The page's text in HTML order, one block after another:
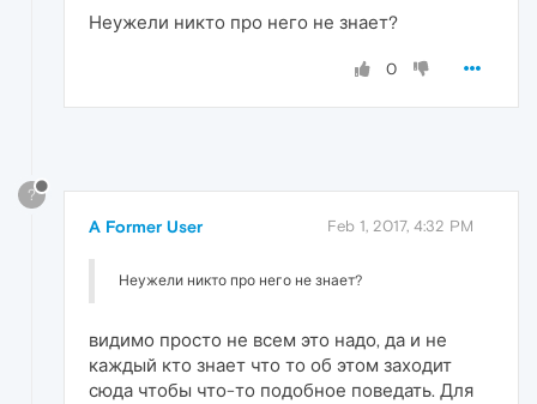
Неужели никто про него не знает?
0
?
A Former User Feb 1, 2017, 4:32 PM
Неужели никто про него не знает?
видимо просто не всем это надо, да и не
каждый кто знает что то об этом заходит
сюда чтобы что-то подобное поведать. Для